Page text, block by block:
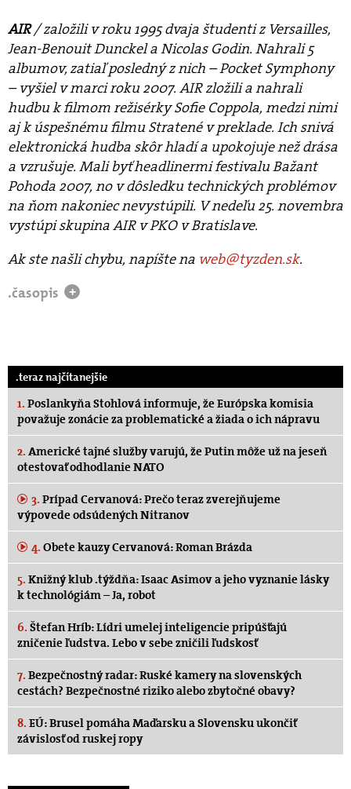
AIR/ založili v roku 1995 dvaja študenti z Versailles,
Jean-Benouit Dunckel a Nicolas Godin. Nahrali 5
albumov, zatiaľ posledný z nich – Pocket Symphony
– vyšiel v marci roku 2007. AIR zložili a nahrali
hudbu k filmom režisérky Sofie Coppola, medzi nimi
aj k úspešnému filmu Stratené v preklade. Ich snivá
elektronická hudba skôr hladí a upokojuje než drása
a vzrušuje. Mali byť headlinermi festivalu Bažant
Pohoda 2007, no v dôsledku technických problémov
na ňom nakoniec nevystúpili. V nedeľu 25. novembra
vystúpi skupina AIR v PKO v Bratislave.
Ak ste našli chybu, napíšte na web@tyzden.sk.
.časopis
+
.teraz najčítanejšie
1. Poslankyňa Stohlová informuje, že Európska komisia
považuje zonácie za problematické a žiada o ich nápravu
2. Americké tajné služby varujú, že Putin môže už na jeseň
otestovať odhodlanie NATO
3. Prípad Cervanová: Prečo teraz zverejňujeme
výpovede odsúdených Nitranov
4. Obete kauzy Cervanová: Roman Brázda
5. Knižný klub .týždňa: Isaac Asimov a jeho vyznanie lásky
k technológiám – Ja, robot
6. Štefan Hríb: Lídri umelej inteligencie pripúšťajú
zničenie ľudstva. Lebo v sebe zničili ľudskosť
7. Bezpečnostný radar: Ruské kamery na slovenských
cestách? Bezpečnostné riziko alebo zbytočné obavy?
8. EÚ: Brusel pomáha Maďarsku a Slovensku ukončiť
závislosť od ruskej ropy